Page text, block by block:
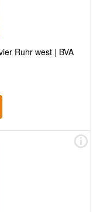
Ruhr west | BVA